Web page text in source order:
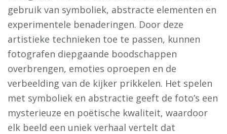
gebruik van symboliek, abstracte elementen en
experimentele benaderingen. Door deze
artistieke technieken toe te passen, kunnen
fotografen diepgaande boodschappen
overbrengen, emoties oproepen en de
verbeelding van de kijker prikkelen. Het spelen
met symboliek en abstractie geeft de foto’s een
mysterieuze en poëtische kwaliteit, waardoor
elk beeld een uniek verhaal vertelt dat